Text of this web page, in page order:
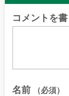
コメントを書
名前 （必須）